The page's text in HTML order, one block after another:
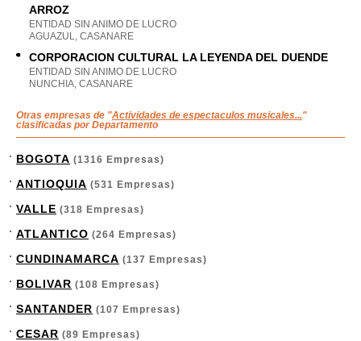
ARROZ
ENTIDAD SIN ANIMO DE LUCRO
AGUAZUL, CASANARE
CORPORACION CULTURAL LA LEYENDA DEL DUENDE
ENTIDAD SIN ANIMO DE LUCRO
NUNCHIA, CASANARE
Otras empresas de "Actividades de espectaculos musicales..."
clasificadas por Departamento
BOGOTA (1316 Empresas)
ANTIOQUIA (531 Empresas)
VALLE (318 Empresas)
ATLANTICO (264 Empresas)
CUNDINAMARCA (137 Empresas)
BOLIVAR (108 Empresas)
SANTANDER (107 Empresas)
CESAR (89 Empresas)